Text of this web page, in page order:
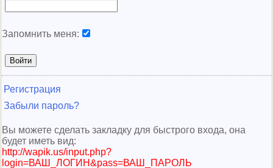
Запомнить меня:
Регистрация
Забыли пароль?
Вы можете сделать закладку для быстрого входа, она
будет иметь вид:
http://wapik.us/input.php?
login=ВАШ_ЛОГИН&pass=ВАШ_ПАРОЛЬ